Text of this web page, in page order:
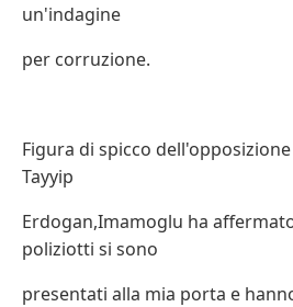
un'indagine
per corruzione.
Figura di spicco
Tayyip
Erdogan,Imamoglu ha
poliziotti si sono
presentati alla mia porta e